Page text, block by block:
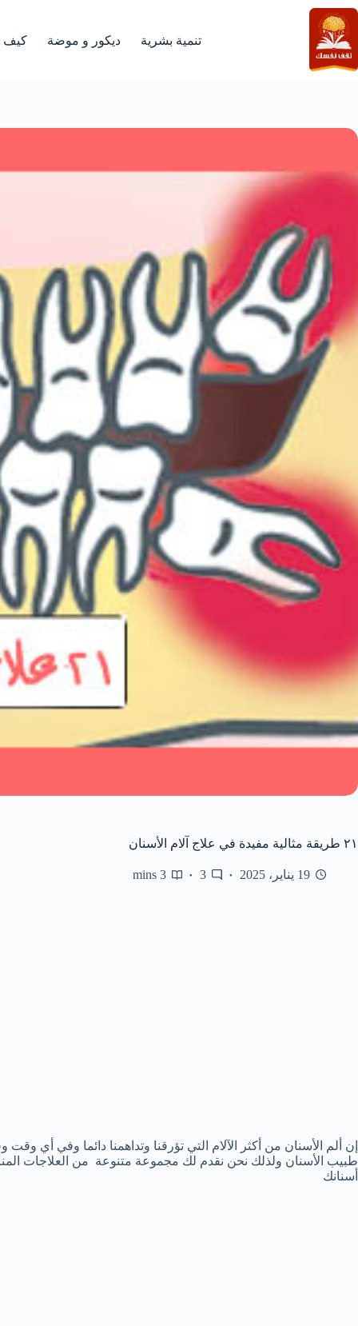
التجاوز
إلى
المحتوى
تنمية بشرية ديكور و موضة كيف
٢١ طريقة مثالية مفيدة في علاج آلام الأسنان
19 يناير، 2025 3
3 mins
إن ألم الأسنان من أكثر الآلام التي تؤرقنا وتداهمنا دائما وفي أي
طبيب الأسنان ولذلك نحن نقدم لك مجموعة متنوعة من العلاجات
أسنانك